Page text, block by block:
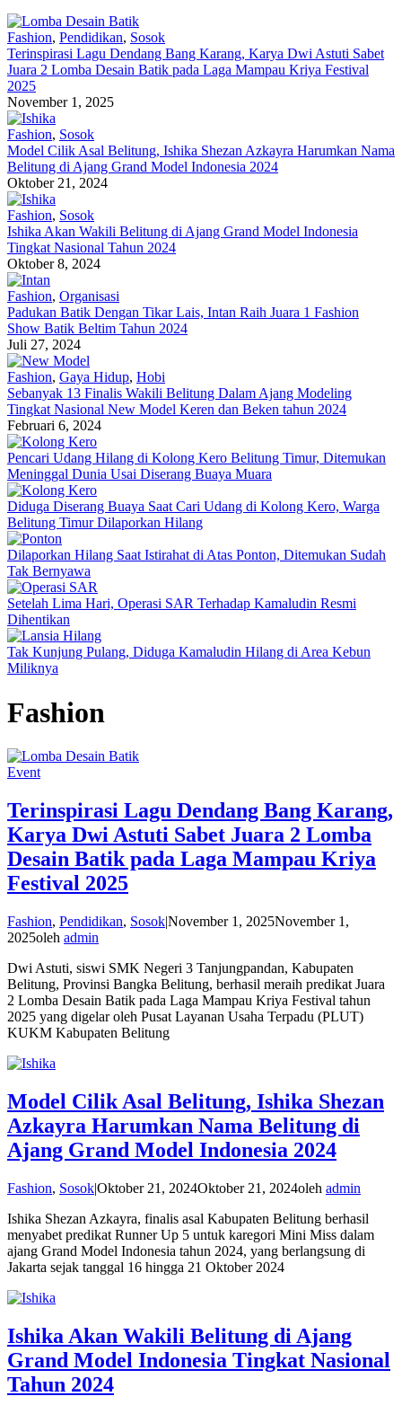
Fashion, Pendidikan, Sosok
Terinspirasi Lagu Dendang Bang Karang, Karya Dwi Astuti Sabet
Juara 2 Lomba Desain Batik pada Laga Mampau Kriya Festival
2025
November 1, 2025
Fashion, Sosok
Model Cilik Asal Belitung, Ishika Shezan Azkayra Harumkan Nama
Belitung di Ajang Grand Model Indonesia 2024
Oktober 21, 2024
Fashion, Sosok
Ishika Akan Wakili Belitung di Ajang Grand Model Indonesia
Tingkat Nasional Tahun 2024
Oktober 8, 2024
Fashion, Organisasi
Padukan Batik Dengan Tikar Lais, Intan Raih Juara 1 Fashion
Show Batik Beltim Tahun 2024
Juli 27, 2024
Fashion, Gaya Hidup, Hobi
Sebanyak 13 Finalis Wakili Belitung Dalam Ajang Modeling
Tingkat Nasional New Model Keren dan Beken tahun 2024
Februari 6, 2024
Pencari Udang Hilang di Kolong Kero Belitung Timur, Ditemukan
Meninggal Dunia Usai Diserang Buaya Muara
Diduga Diserang Buaya Saat Cari Udang di Kolong Kero, Warga
Belitung Timur Dilaporkan Hilang
Dilaporkan Hilang Saat Istirahat di Atas Ponton, Ditemukan Sudah
Tak Bernyawa
Setelah Lima Hari, Operasi SAR Terhadap Kamaludin Resmi
Dihentikan
Tak Kunjung Pulang, Diduga Kamaludin Hilang di Area Kebun
Miliknya
Fashion
Event
Terinspirasi Lagu Dendang Bang Karang,
Karya Dwi Astuti Sabet Juara 2 Lomba
Desain Batik pada Laga Mampau Kriya
Festival 2025
Fashion, Pendidikan, Sosok|November 1, 2025November 1,
2025oleh admin
Dwi Astuti, siswi SMK Negeri 3 Tanjungpandan, Kabupaten
Belitung, Provinsi Bangka Belitung, berhasil meraih predikat Juara
2 Lomba Desain Batik pada Laga Mampau Kriya Festival tahun
2025 yang digelar oleh Pusat Layanan Usaha Terpadu (PLUT)
KUKM Kabupaten Belitung
Model Cilik Asal Belitung, Ishika Shezan
Azkayra Harumkan Nama Belitung di
Ajang Grand Model Indonesia 2024
Fashion, Sosok|Oktober 21, 2024Oktober 21, 2024oleh admin
Ishika Shezan Azkayra, finalis asal Kabupaten Belitung berhasil
menyabet predikat Runner Up 5 untuk karegori Mini Miss dalam
ajang Grand Model Indonesia tahun 2024, yang berlangsung di
Jakarta sejak tanggal 16 hingga 21 Oktober 2024
Ishika Akan Wakili Belitung di Ajang
Grand Model Indonesia Tingkat Nasional
Tahun 2024